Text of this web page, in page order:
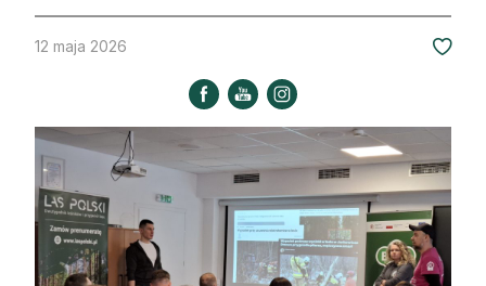
Kultura i historia
Strefa eksperta
Auto do lasu
Dla drwala
Leśnik na zakupach
Z zagranicy
12 maja 2026